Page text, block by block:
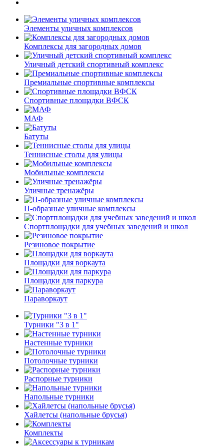
Элементы уличных комплексов
Комплексы для загородных домов
Уличный детский спортивный комплекс
Премиальные спортивные комплексы
Спортивные площадки ВФСК
МАФ
Батуты
Теннисные столы для улицы
Мобильные комплексы
Уличные тренажёры
П-образные уличные комплексы
Спортплощадки для учебных заведений и школ
Резиновое покрытие
Площадки для воркаута
Площадки для паркура
Параворкаут
Турники "3 в 1"
Настенные турники
Потолочные турники
Распорные турники
Напольные турники
Хайлетсы (напольные брусья)
Комплекты